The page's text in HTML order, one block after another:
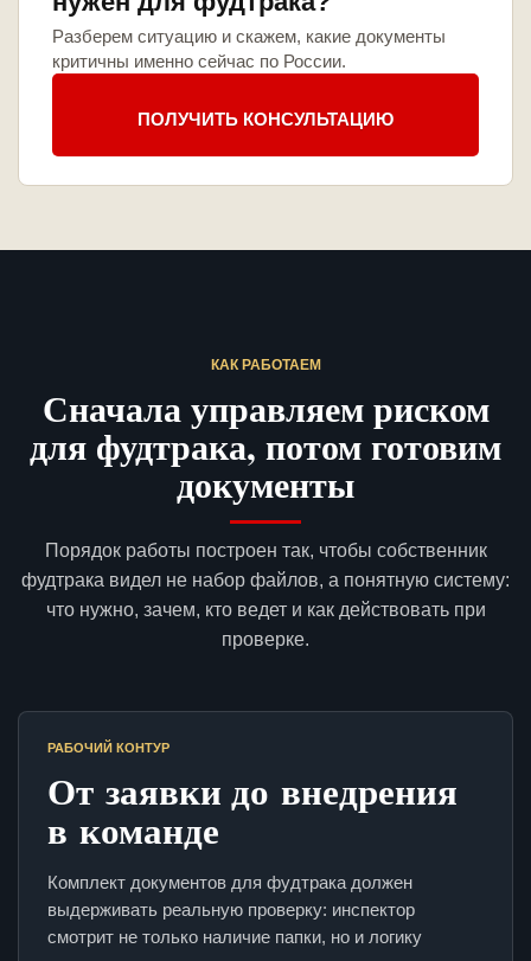
Разберем ситуацию и скажем, какие документы
критичны именно сейчас по России.
ПОЛУЧИТЬ КОНСУЛЬТАЦИЮ
КАК РАБОТАЕМ
Сначала управляем риском
для фудтрака, потом готовим
документы
Порядок работы построен так, чтобы собственник
фудтрака видел не набор файлов, а понятную систему:
что нужно, зачем, кто ведет и как действовать при
проверке.
РАБОЧИЙ КОНТУР
От заявки до внедрения
в команде
Комплект документов для фудтрака должен
выдерживать реальную проверку: инспектор
смотрит не только наличие папки, но и логику